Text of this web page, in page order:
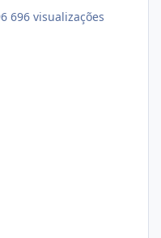
e conta com
696 visualizações